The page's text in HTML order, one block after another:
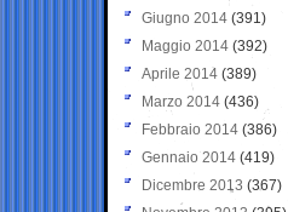
Giugno 2014 (391)
Maggio 2014 (392)
Aprile 2014 (389)
Marzo 2014 (436)
Febbraio 2014 (386)
Gennaio 2014 (419)
Dicembre 2013 (367)